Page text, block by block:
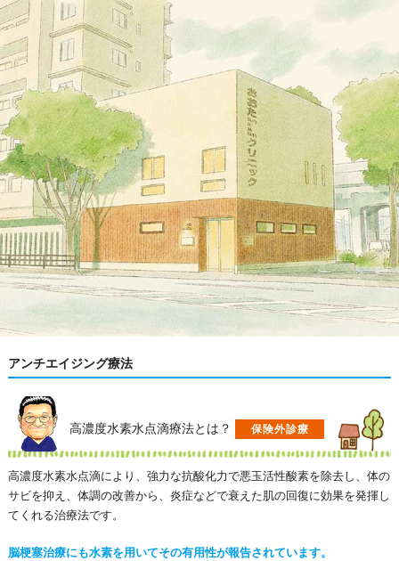
アンチエイジング療法
高濃度水素水点滴療法とは？ 保険外診療
高濃度水素水点滴により、強力な抗酸化力で悪玉活性酸素を除去し、体の
サビを抑え、体調の改善から、炎症などで衰えた肌の回復に効果を発揮し
てくれる治療法です。
脳梗塞治療にも水素を用いてその有用性が報告されています。